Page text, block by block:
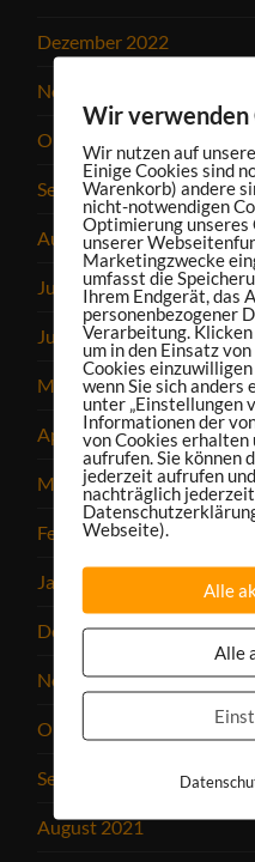
Dezember 2022
November 2022
Oktober 2022
September 2022
August 2022
Juli 2022
Juni 2022
Mai 2022
April 2022
März 2022
Februar 2022
Januar 2022
Dezember 2021
November 2021
Oktober 2021
September 2021
August 2021
Wir verwenden
Wir nutzen auf
Einige Cookies sind
Warenkorb) andere
nicht-notwendigen
Optimierung unseres
unserer
Marketingzwecke
umfasst die
Ihrem Endgerät, das
personenbezogener
Verarbeitung. Klicken
um in den Einsatz
Cookies einzuwilligen
wenn Sie sich anders
unter „Einstellungen
Informationen der
von Cookies erhalten
aufrufen. Sie können
jederzeit aufrufen
nachträglich
Webseite).
Alle
Alle